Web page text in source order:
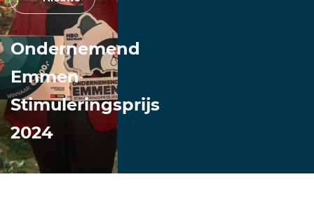
Ondernemend
Emmen
Stimuleringsprijs
2024